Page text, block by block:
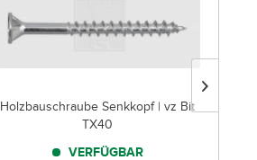
Holzbauschraube Senkkopf | vz Bit
TX40
VERFÜGBAR